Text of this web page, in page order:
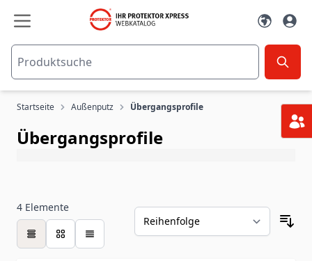
Zum Inhalt springen
Startseite Außenputz Übergangsprofile
Übergangsprofile
4 Elemente
Tabelle